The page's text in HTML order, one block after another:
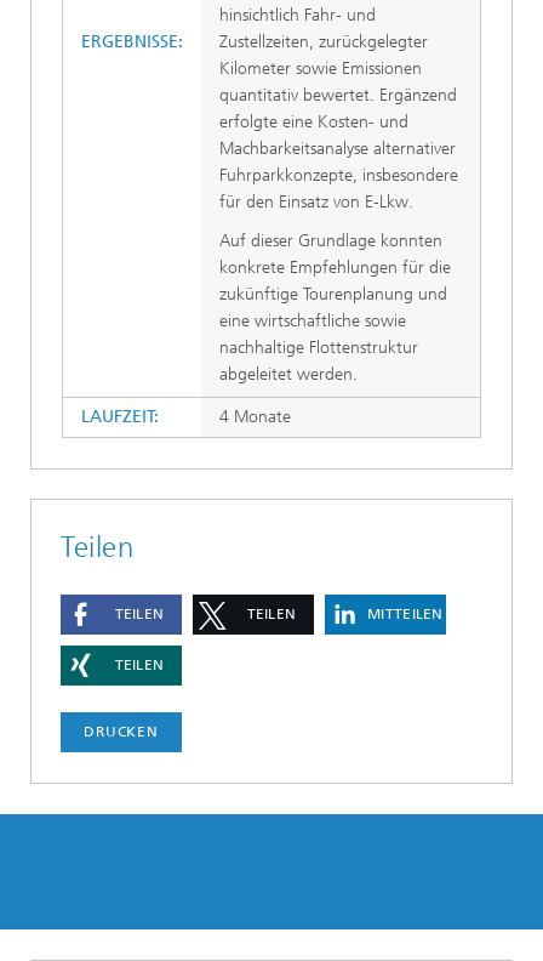
ERGEBNISSE:
hinsichtlich Fahr- und
Zustellzeiten, zurückgelegter
Kilometer sowie Emissionen
quantitativ bewertet. Ergänzend
erfolgte eine Kosten- und
Machbarkeitsanalyse alternativer
Fuhrparkkonzepte, insbesondere
für den Einsatz von E-Lkw.
Auf dieser Grundlage konnten
konkrete Empfehlungen für die
zukünftige Tourenplanung und
eine wirtschaftliche sowie
nachhaltige Flottenstruktur
abgeleitet werden.
LAUFZEIT: 4 Monate
Teilen
TEILEN TEILEN MITTEILEN
TEILEN
DRUCKEN